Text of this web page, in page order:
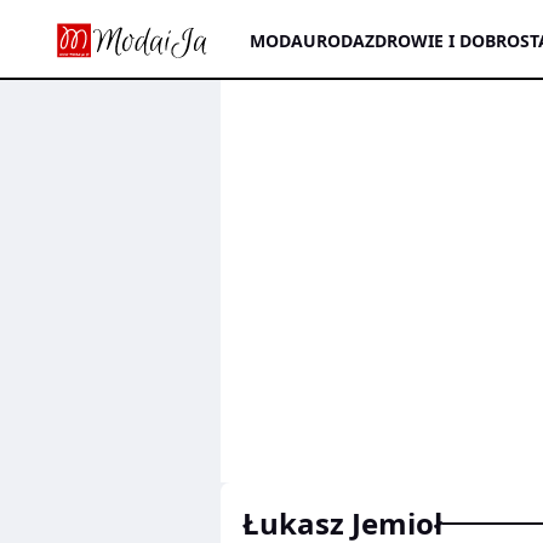
MODAURODAZDROWIE I
Łukasz Jemioł